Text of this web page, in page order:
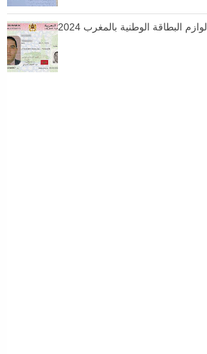
لوازم البطاقة الوطنية بالمغرب 2024